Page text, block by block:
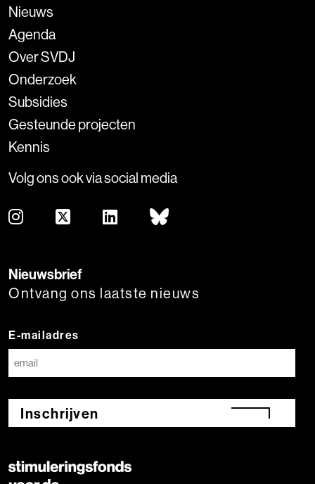
Nieuws
Agenda
Over SVDJ
Onderzoek
Subsidies
Gesteunde projecten
Kennis
Volg ons ook via social media
Nieuwsbrief
Ontvang ons laatste nieuws
E-mailadres
Inschrijven